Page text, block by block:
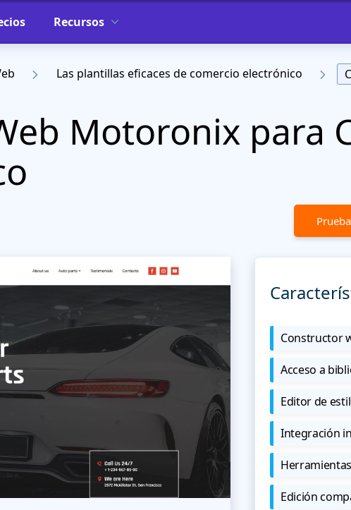
Recursos
Las plantillas eficaces de comercio electrónico
Motoronix para
Constructor
Acceso a
Editor de
Integración
Edición